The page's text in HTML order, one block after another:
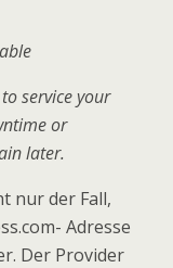
service your
or
later.
nur der Fall,
Adresse
Der Provider